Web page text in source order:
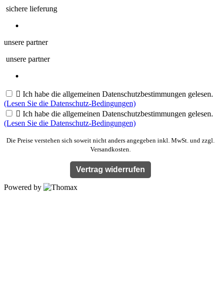
sichere lieferung
unsere partner
unsere partner
 Ich habe die allgemeinen Datenschutzbestimmungen gelesen.
(Lesen Sie die Datenschutz-Bedingungen)
 Ich habe die allgemeinen Datenschutzbestimmungen gelesen.
(Lesen Sie die Datenschutz-Bedingungen)
Die Preise verstehen sich soweit nicht anders angegeben inkl. MwSt. und zzgl.
Versandkosten.
Vertrag widerrufen
Powered by